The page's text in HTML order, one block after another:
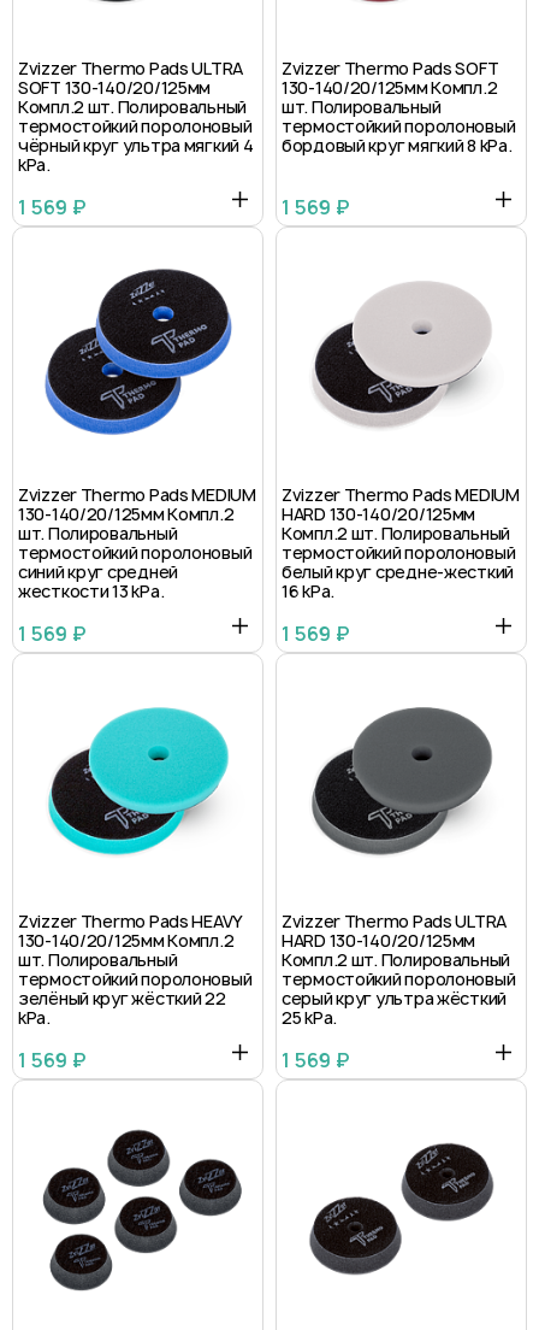
Zvizzer Thermo Pads ULTRA
SOFT 130-140/20/125мм
Компл.2 шт. Полировальный
термостойкий поролоновый
чёрный круг ультра мягкий 4
kPa.
1 569 ₽
Zvizzer Thermo Pads SOFT
130-140/20/125мм Компл.2
шт. Полировальный
термостойкий поролоновый
бордовый круг мягкий 8 kPa.
1 569 ₽
Zvizzer Thermo Pads MEDIUM
130-140/20/125мм Компл.2
шт. Полировальный
термостойкий поролоновый
синий круг средней
жесткости 13 kPa.
1 569 ₽
Zvizzer Thermo Pads MEDIUM
HARD 130-140/20/125мм
Компл.2 шт. Полировальный
термостойкий поролоновый
белый круг средне-жесткий
16 kPa.
1 569 ₽
Zvizzer Thermo Pads HEAVY
130-140/20/125мм Компл.2
шт. Полировальный
термостойкий поролоновый
зелёный круг жёсткий 22
kPa.
1 569 ₽
Zvizzer Thermo Pads ULTRA
HARD 130-140/20/125мм
Компл.2 шт. Полировальный
термостойкий поролоновый
серый круг ультра жёсткий
25 kPa.
1 569 ₽